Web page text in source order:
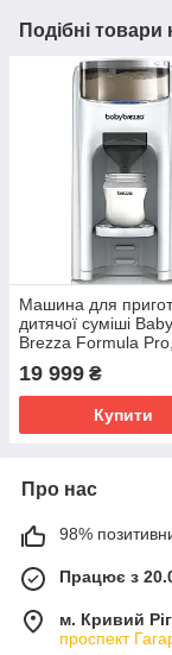
Подібні товари
Машина для
дитячої суміші Baby
Brezza Formula
19 999 ₴
Купити
Про нас
98%
Працює з
м. Кривий Ріг
проспект